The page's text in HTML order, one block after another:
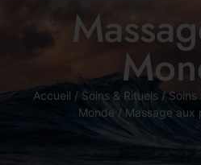
Accueil / Soins & Rituels/ Soins
Monde / Massage aux